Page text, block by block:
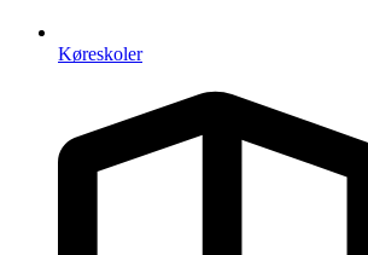
Køreskoler